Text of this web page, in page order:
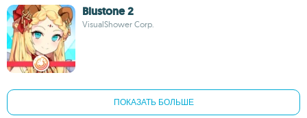
Blustone 2
VisualShower Corp.
ПОКАЗАТЬ БОЛЬШЕ